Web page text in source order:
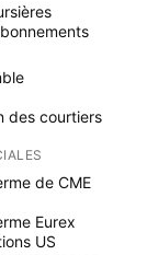
des courtiers
de CME
Eurex
US